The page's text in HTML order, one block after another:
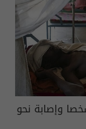
يودي بحياة 13 شخصا وإصابة نحو